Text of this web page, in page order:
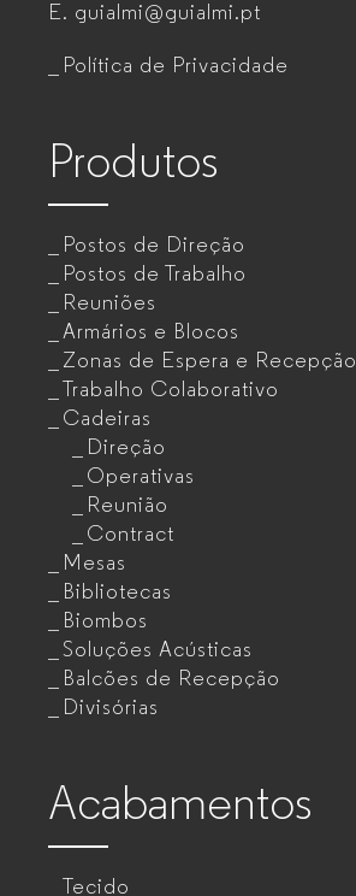
E. guialmi@guialmi.pt
Política de Privacidade
Produtos
Postos de Direção
Postos de Trabalho
Reuniões
Armários e Blocos
Zonas de Espera e Recepção
Trabalho Colaborativo
Cadeiras
Direção
Operativas
Reunião
Contract
Mesas
Bibliotecas
Biombos
Soluções Acústicas
Balcões de Recepção
Divisórias
Acabamentos
Tecido